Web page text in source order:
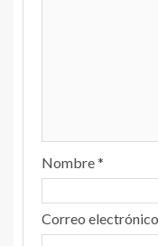
Nombre*
Correo electrónico